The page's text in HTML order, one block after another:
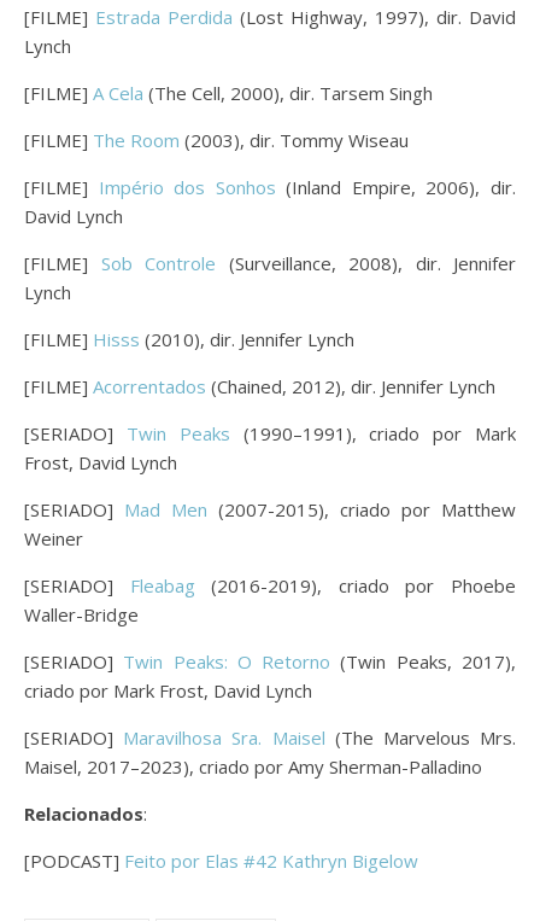
[FILME] Estrada Perdida (Lost Highway, 1997), dir. David
Lynch
[FILME] A Cela (The Cell, 2000), dir. Tarsem Singh
[FILME] The Room (2003), dir. Tommy Wiseau
[FILME] Império dos Sonhos (Inland Empire, 2006), dir.
David Lynch
[FILME] Sob Controle (Surveillance, 2008), dir. Jennifer
Lynch
[FILME] Hisss (2010), dir. Jennifer Lynch
[FILME] Acorrentados (Chained, 2012), dir. Jennifer Lynch
[SERIADO] Twin Peaks (1990–1991), criado por Mark
Frost, David Lynch
[SERIADO] Mad Men (2007-2015), criado por Matthew
Weiner
[SERIADO] Fleabag (2016-2019), criado por Phoebe
Waller-Bridge
[SERIADO] Twin Peaks: O Retorno (Twin Peaks, 2017),
criado por Mark Frost, David Lynch
[SERIADO] Maravilhosa Sra. Maisel (The Marvelous Mrs.
Maisel, 2017–2023), criado por Amy Sherman-Palladino
Relacionados:
[PODCAST] Feito por Elas #42 Kathryn Bigelow